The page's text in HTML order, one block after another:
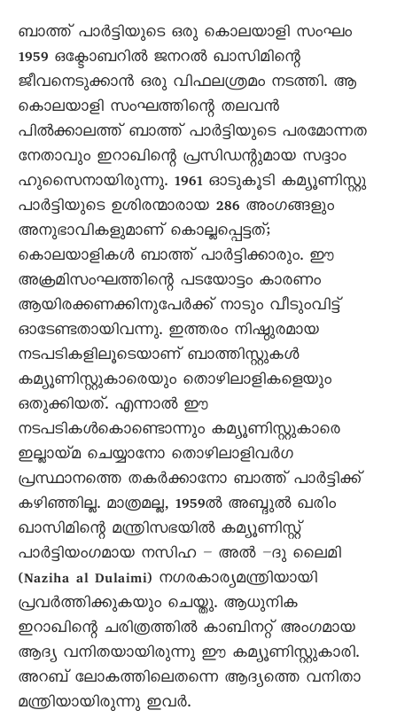
ബാത്ത് പാർട്ടിയുടെ ഒരു കൊലയാളി സംഘം
1959 ഒക്ടോബറിൽ ജനറൽ ഖാസിമിന്റെ
ജീവനെടുക്കാൻ ഒരു വിഫലശ്രമം നടത്തി. ആ
കൊലയാളി സംഘത്തിന്റെ തലവൻ
പിൽക്കാലത്ത് ബാത്ത് പാർട്ടിയുടെ പരമോന്നത
നേതാവും ഇറാഖിന്റെ പ്രസിഡന്റുമായ സദ്ദാം
ഹുസെെനായിരുന്നു. 1961 ഓടുകൂടി കമ്യൂണിസ്റ്റു
പാർട്ടിയുടെ ഉശിരന്മാരായ 286 അംഗങ്ങളും
അനുഭാവികളുമാണ് കൊല്ലപ്പെട്ടത്;
കൊലയാളികൾ ബാത്ത് പാർട്ടിക്കാരും. ഈ
അക്രമിസംഘത്തിന്റെ പടയോട്ടം കാരണം
ആയിരക്കണക്കിനുപേർക്ക് നാടും വീടുംവിട്ട്
ഓടേണ്ടതായിവന്നു. ഇത്തരം നിഷ്ഠുരമായ
നടപടികളിലൂടെയാണ് ബാത്തിസ്റ്റുകൾ
കമ്യൂണിസ്റ്റുകാരെയും തൊഴിലാളികളെയും
ഒതുക്കിയത്. എന്നാൽ ഈ
നടപടികൾകൊണ്ടൊന്നും കമ്യൂണിസ്റ്റുകാരെ
ഇല്ലായ്മ ചെയ്യാനോ തൊഴിലാളിവർഗ
പ്രസ്ഥാനത്തെ തകർക്കാനോ ബാത്ത് പാർട്ടിക്ക്
കഴിഞ്ഞില്ല. മാത്രമല്ല, 1959ൽ അബ്ദുൽ ഖരിം
ഖാസിമിന്റെ മന്ത്രിസഭയിൽ കമ്യൂണിസ്റ്റ്
പാർട്ടിയംഗമായ നസിഹ – അൽ –ദു ലെെമി
(Naziha al Dulaimi) നഗരകാര്യമന്ത്രിയായി
പ്രവർത്തിക്കുകയും ചെയ്തു. ആധുനിക
ഇറാഖിന്റെ ചരിത്രത്തിൽ കാബിനറ്റ് അംഗമായ
ആദ്യ വനിതയായിരുന്നു ഈ കമ്യൂണിസ്റ്റുകാരി.
അറബ് ലോകത്തിലെതന്നെ ആദ്യത്തെ വനിതാ
മന്ത്രിയായിരുന്നു ഇവർ.